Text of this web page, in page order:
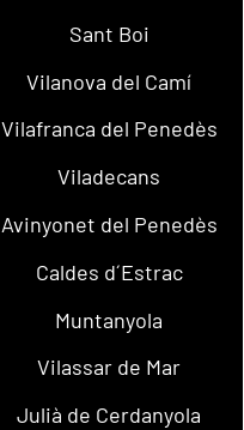
Sant Boi
Vilanova del Camí
Vilafranca del Penedès
Viladecans
Avinyonet del Penedès
Caldes d´Estrac
Muntanyola
Vilassar de Mar
Julià de Cerdanyola